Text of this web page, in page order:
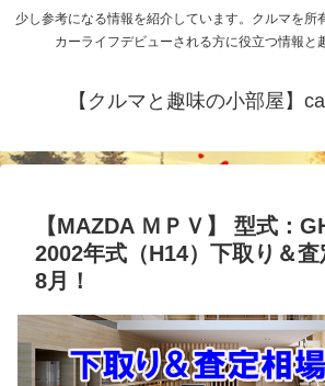
少し参考になる情報を紹介しています。クルマを所
カーライフデビューされる方に役立つ情報と
【クルマと趣味の小部屋】
【MAZDA ＭＰＶ】 型式：
2002年式（H14）下取り＆
8月！